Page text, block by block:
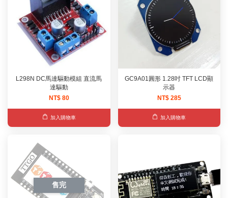
L298N DC馬達驅動模組 直流馬
達驅動
NT$ 80
加入購物車
GC9A01圓形 1.28吋 TFT LCD顯
示器
NT$ 285
加入購物車
售完